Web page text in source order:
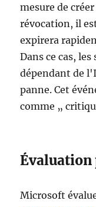
mesure de
révocation, il
expirera
Dans ce cas,
dépendant de
panne. Cet
comme „
Microsoft